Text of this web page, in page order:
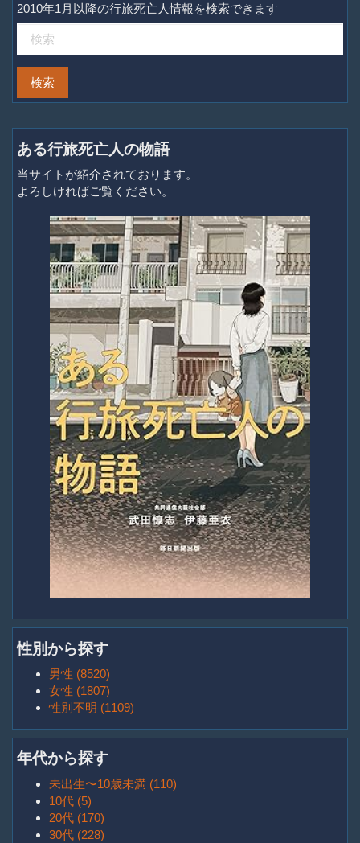
2010年1月以降の行旅死亡人情報を検索できます
ある行旅死亡人の物語
当サイトが紹介されております。
よろしければご覧ください。
性別から探す
男性 (8520)
女性 (1807)
性別不明 (1109)
年代から探す
未出生〜10歳未満 (110)
10代 (5)
20代 (170)
30代 (228)